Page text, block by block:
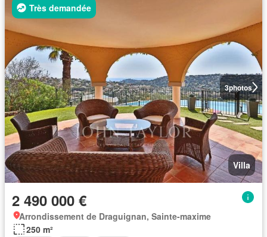
3photos
Très demandée
Villa
2 490 000 €
Arrondissement de Draguignan, Sainte-maxime
250 m²